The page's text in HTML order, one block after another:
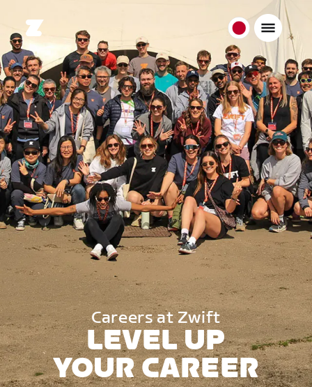
日
本
日
本
語
Careers at Zwift
LEVEL UP
YOUR CAREER